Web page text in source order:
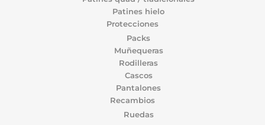
Patines hielo
Protecciones
Packs
Muñequeras
Rodilleras
Cascos
Pantalones
Recambios
Ruedas